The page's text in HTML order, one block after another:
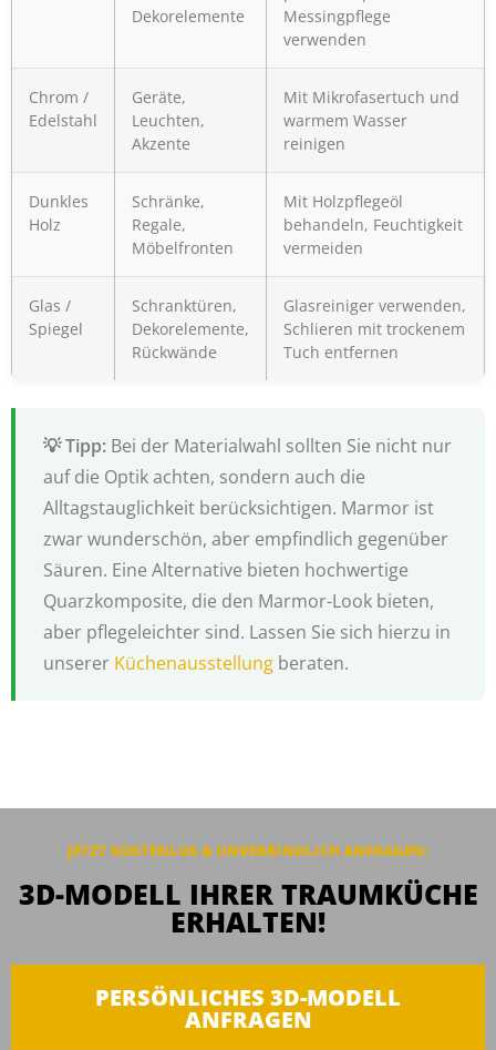
Dekorelemente
Messingpflege
verwenden
Chrom /
Edelstahl
Geräte,
Leuchten,
Akzente
Mit Mikrofasertuch und
warmem Wasser
reinigen
Dunkles
Holz
Schränke,
Regale,
Möbelfronten
Mit Holzpflegeöl
behandeln, Feuchtigkeit
vermeiden
Glas /
Spiegel
Schranktüren,
Dekorelemente,
Rückwände
Glasreiniger verwenden,
Schlieren mit trockenem
Tuch entfernen
Bei der Materialwahl sollten Sie nicht nur
auf die Optik achten, sondern auch die
Alltagstauglichkeit berücksichtigen. Marmor ist
zwar wunderschön, aber empfindlich gegenüber
Säuren. Eine Alternative bieten hochwertige
Quarzkomposite, die den Marmor-Look bieten,
aber pflegeleichter sind. Lassen Sie sich hierzu in
unserer Küchenausstellung beraten.
JETZT KOSTENLOS & UNVERBINDLICH ANFRAGEN:
3D-MODELL IHRER TRAUMKÜCHE
ERHALTEN!
PERSÖNLICHES 3D-MODELL
ANFRAGEN